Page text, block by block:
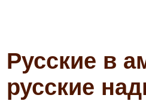
Русские в
русские